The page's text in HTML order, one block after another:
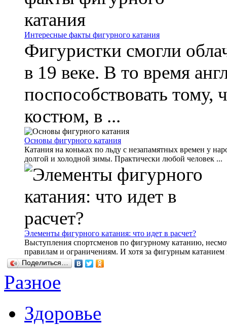
Интересные факты фигурного катания
Фигуристки смогли
в 19 веке. В то время
поспособствовать
костюм, в ...
Основы фигурного катания
Катания на коньках по льду с незапамятных времен у
долгой и холодной зимы. Практически любой человек ...
Элементы фигурного катания: что идет в расчет?
Выступления спортсменов по фигурному катанию,
правилам и ограничениям. И хотя за фигурным катанием
Поделиться…
Разное
Здоровье